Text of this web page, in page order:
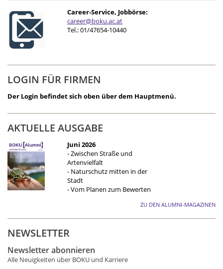
Career-Service, Jobbörse:
career@boku.ac.at
Tel.: 01/47654-10440
LOGIN FÜR FIRMEN
Der Login befindet sich oben über dem Hauptmenü.
AKTUELLE AUSGABE
Juni 2026
- Zwischen Straße und
Artenvielfalt
- Naturschutz mitten in der
Stadt
- Vom Planen zum Bewerten
ZU DEN ALUMNI-MAGAZINEN
NEWSLETTER
Newsletter abonnieren
Alle Neuigkeiten über BOKU und Karriere